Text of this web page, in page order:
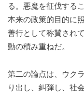
る。悪魔を征伐する
本来の政策的目的に
善行として称賛され
動の積み重ねだ。
第二の論点は、ウク
り出し、糾弾し、社